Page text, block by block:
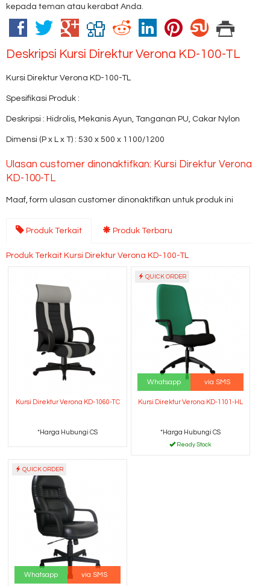
kepada teman atau kerabat Anda.
Deskripsi Kursi Direktur Verona KD-100-TL
Kursi Direktur Verona KD-100-TL
Spesifikasi Produk :
Deskripsi : Hidrolis, Mekanis Ayun, Tanganan PU, Cakar Nylon
Dimensi (P x L x T) : 530 x 500 x 1100/1200
Ulasan customer dinonaktifkan: Kursi Direktur Verona
KD-100-TL
Maaf, form ulasan customer dinonaktifkan untuk produk ini
Produk Terkait Produk Terbaru
Produk Terkait Kursi Direktur Verona KD-100-TL
Kursi Direktur Verona KD-1060-TC
*Harga Hubungi CS
QUICK ORDER
Whatsapp via SMS
Kursi Direktur Verona KD-1101-HL
*Harga Hubungi CS
Ready Stock
QUICK ORDER
Whatsapp via SMS